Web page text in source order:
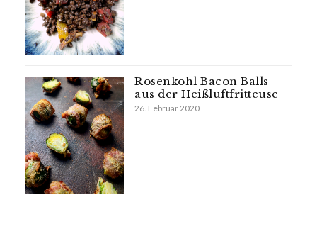
Rosenkohl Bacon Balls
aus der Heißluftfritteuse
26. Februar 2020